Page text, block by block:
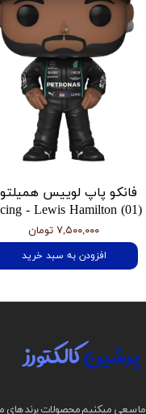
فانکو پاپ لوییس
- Lewis Hamilton (01)
۷,۵۰۰,۰۰۰ تومان
افزودن به سبد خرید
ما سعی میکنیم محصولات برند های
پرشینکالکتورز